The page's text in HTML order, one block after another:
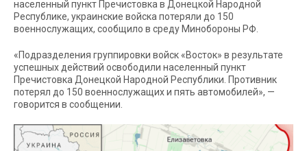
населенный пункт Пречистовка в Донецкой Народной
Республике, украинские войска потеряли до 150
военнослужащих, сообщило в среду Минобороны РФ.
«Подразделения группировки войск «Восток» в результате
успешных действий освободили населенный пункт
Пречистовка Донецкой Народной Республики. Противник
потерял до 150 военнослужащих и пять автомобилей», —
говорится в сообщении.